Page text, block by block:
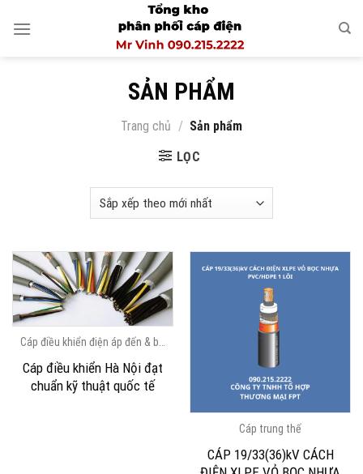
SẢN PHẨM
Trang chủ / Sản phẩm
LỌC
Cáp điều khiển Hà Nội đạt
chuẩn kỹ thuật quốc tế
Cáp trung thế
CÁP 19/33(36)kV CÁCH